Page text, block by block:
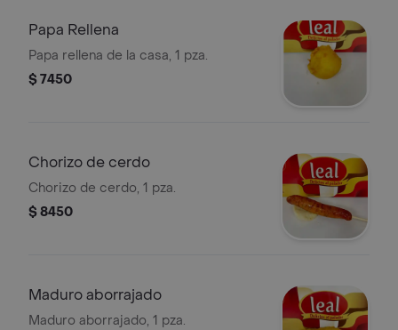
Papa Rellena
Papa rellena de la casa, 1 pza.
$ 7450
Chorizo de cerdo
Chorizo de cerdo, 1 pza.
$ 8450
Maduro aborrajado
Maduro aborrajado, 1 pza.